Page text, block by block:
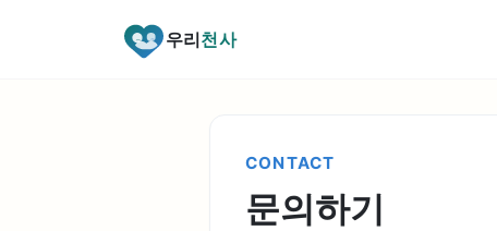
우리천사
CONTACT
문의하기